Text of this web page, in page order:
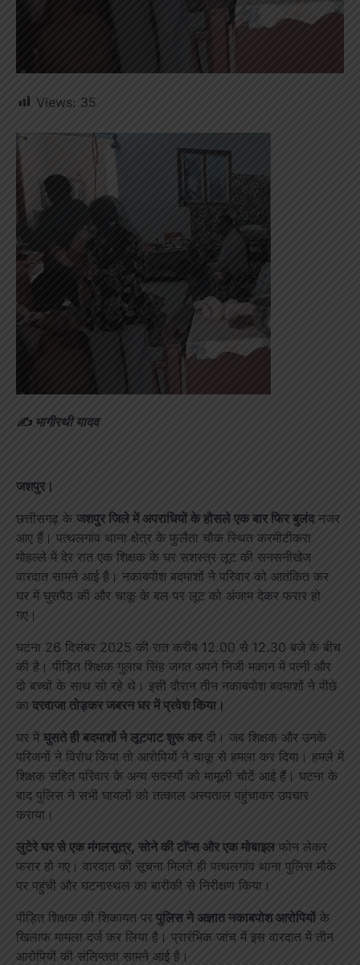
Views: 35
✍️ भागीरथी यादव
जशपुर।
छत्तीसगढ़ के जशपुर जिले में अपराधियों के हौसले एक बार फिर बुलंदनजर
आए हैं। पत्थलगांव थाना क्षेत्र के फुलैता चौक स्थित करमीटीकरा
मोहल्ले में देर रात एक शिक्षक के घर सशस्त्र लूट की सनसनीखेज
वारदात सामने आई है। नकाबपोश बदमाशों ने परिवार को आतंकित कर
घर में घुसपैठ की और चाकू के बल पर लूट को अंजाम देकर फरार हो
गए।
घटना 26 दिसंबर 2025 की रात करीब 12.00 से 12.30 बजे के बीच
की है। पीड़ित शिक्षक गुलाब सिंह जगत अपने निजी मकान में पत्नी और
दो बच्चों के साथ सो रहे थे। इसी दौरान तीन नकाबपोश बदमाशों ने पीछे
का दरवाजा तोड़कर जबरन घर में प्रवेश किया।
घर में घुसते ही बदमाशों ने लूटपाट शुरू करदी। जब शिक्षक और उनके
परिजनों ने विरोध किया तो आरोपियों ने चाकू से हमला कर दिया। हमले में
शिक्षक सहित परिवार के अन्य सदस्यों को मामूली चोटें आई हैं। घटना के
बाद पुलिस ने सभी घायलों को तत्काल अस्पताल पहुंचाकर उपचार
कराया।
लुटेरे घर से एक मंगलसूत्र, सोने की टॉप्स और एक मोबाइलफोन लेकर
फरार हो गए। वारदात की सूचना मिलते ही पत्थलगांव थाना पुलिस मौके
पर पहुंची और घटनास्थल का बारीकी से निरीक्षण किया।
पीड़ित शिक्षक की शिकायत पर पुलिस ने अज्ञात नकाबपोश आरोपियोंके
खिलाफ मामला दर्ज कर लिया है। प्रारंभिक जांच में इस वारदात में तीन
आरोपियों की संलिप्तता सामने आई है।